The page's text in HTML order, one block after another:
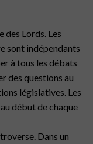
des Lords. Les
sont indépendants
à tous les débats
des questions au
législatives. Les
début de chaque
Dans un